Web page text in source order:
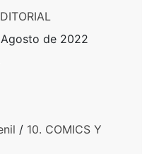
Agosto de 2022
/ 10. COMICS Y